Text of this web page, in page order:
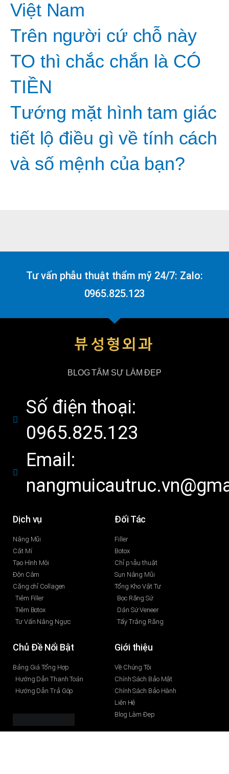
Việt Nam
Trên người cứ chỗ này
TO thì chắc chắn là CÓ
TIỀN
Tướng mặt hình tam giác
tiết lộ điều gì về tính cách
và số mệnh của bạn?
Tư vấn phẫu thuật thẩm mỹ 24/7: Zalo:
0965.825.123
BLOG TÂM SỰ LÀM ĐẸP
Số điện thoại:
0965.825.123
Email:
Dịch vụ
Nâng Mũi
Cắt Mí
Tạo Hình Môi
Độn Cằm
Căng chỉ Collagen
Tiêm Filler
Tiêm Botox
Tư Vấn Nâng Ngực
Đối Tác
Filler
Botox
Chỉ phẫu thuật
Sụn Nâng Mũi
Tổng Kho Vật Tư
Bọc Răng Sứ
Dán Sứ Veneer
Tẩy Trắng Răng
Chủ Đề Nổi Bật
Bảng Giá Tổng Hợp
Hướng Dẫn Thanh Toán
Hướng Dẫn Trả Góp
Giới thiệu
Về Chúng Tôi
Chính Sách Bảo Mật
Chính Sách Bảo Hành
Liên Hệ
Blog Làm Đẹp